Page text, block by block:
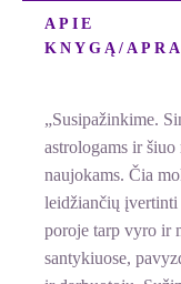
APIE
KNYGĄ/
„Susipažinkime.
astrologams ir
naujokams. Čia
leidžiančių įvertinti
poroje tarp vyro ir
santykiuose,